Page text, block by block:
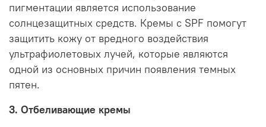
пигментации является использование
солнцезащитных средств. Кремы с SPF помогут
защитить кожу от вредного воздействия
ультрафиолетовых лучей, которые являются
одной из основных причин появления темных
пятен.
3. Отбеливающие кремы